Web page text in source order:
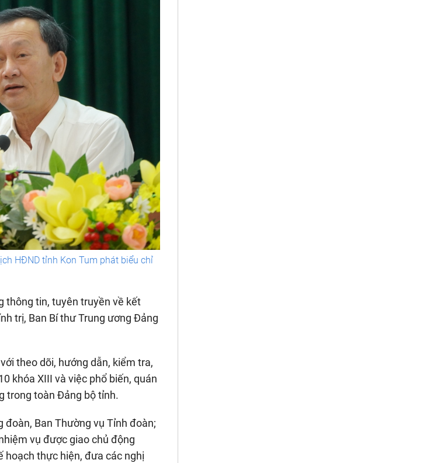
HĐND tỉnh Kon Tum phát biểu chỉ
thông tin, tuyên truyền về kết
trị, Ban Bí thư Trung ương Đảng
theo dõi, hướng dẫn, kiểm tra,
khóa XIII và việc phổ biến, quán
trong toàn Đảng bộ tỉnh.
đoàn, Ban Thường vụ Tỉnh đoàn;
vụ được giao chủ động
hoạch thực hiện, đưa các nghị